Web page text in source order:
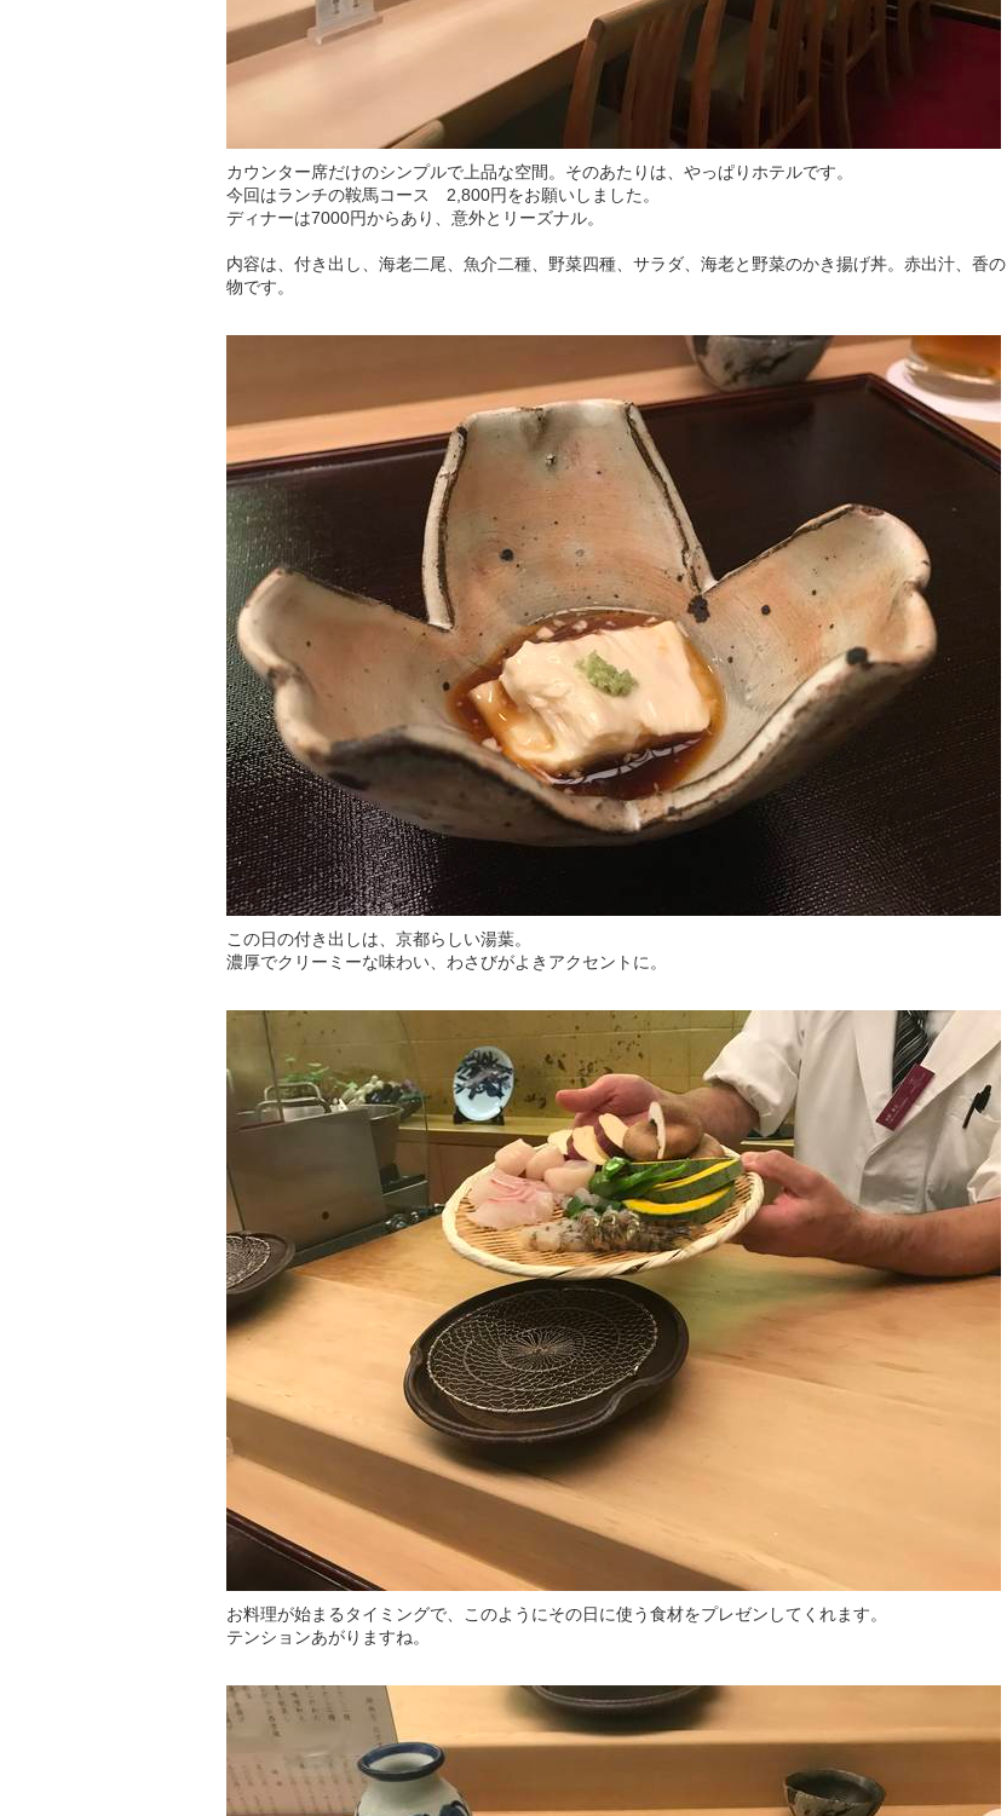
カウンター席だけのシンプルで上品な空間。そのあたりは、やっぱりホテルです。
今回はランチの鞍馬コース 2,800円をお願いしました。
ディナーは7000円からあり、意外とリーズナル。
内容は、付き出し、海老二尾、魚介二種、野菜四種、サラダ、海老と野菜のかき揚げ丼。赤出汁、香の
物です。
この日の付き出しは、京都らしい湯葉。
濃厚でクリーミーな味わい、わさびがよきアクセントに。
お料理が始まるタイミングで、このようにその日に使う食材をプレゼンしてくれます。
テンションあがりますね。